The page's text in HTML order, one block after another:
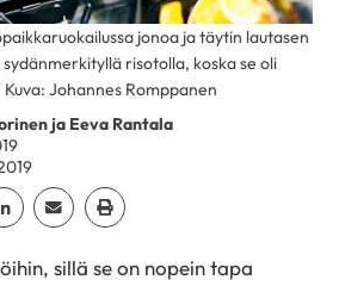
ja Eeva Rantala
Linkedin
Jaa EmailJaa Print
jonoa ja täytin lautasen
risotolla, koska se oli
Johannes Romppanen
sillä se on nopein tapa